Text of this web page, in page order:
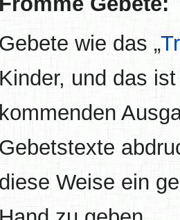
Gebete wie das „
Kinder, und das
kommenden
Gebetstexte
diese Weise ein